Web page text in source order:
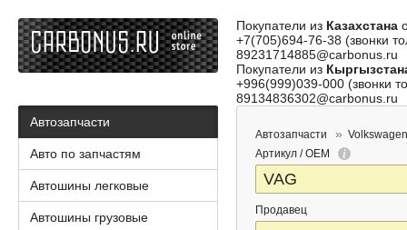
Покупатели из Казахстана
+7(705)694-76-38 (звонки
89231714885@carbonus.ru
Покупатели из
+996(999)039-000 (звонки
89134836302@carbonus.ru
Автозапчасти
Артикул / OEM
Продавец
Автозапчасти
Авто по запчастям
Автошины легковые
Автошины грузовые